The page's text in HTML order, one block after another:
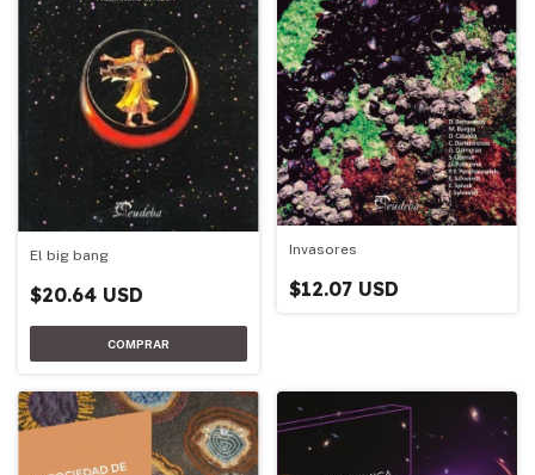
El big bang
$20.64 USD
Invasores
$12.07 USD